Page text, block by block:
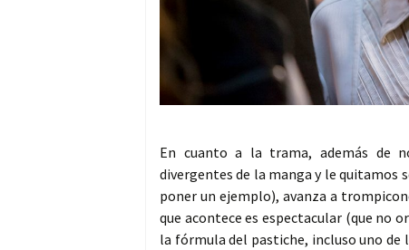
En cuanto a la trama, además de
divergentes de la manga y le quitamos
poner un ejemplo), avanza a
que acontece es espectacular (que no
la fórmula del pastiche, incluso uno de